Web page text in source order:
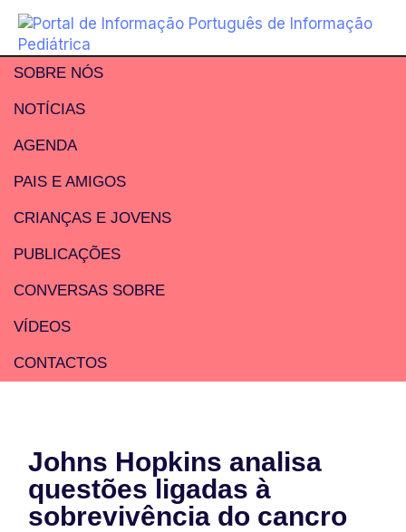
SOBRE NÓS
NOTÍCIAS
AGENDA
PAIS E AMIGOS
CRIANÇAS E JOVENS
PUBLICAÇÕES
CONVERSAS SOBRE
VÍDEOS
CONTACTOS
Johns Hopkins analisa
questões ligadas à
sobrevivência do cancro